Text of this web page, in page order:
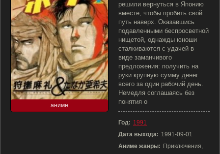
аниме
решили вернуться в Японию
вместе, чтобы пробить свой
путь наверх. Оказавшись
подавленными беспросветной
нищетой, однажды юноши
сталкиваются с удачей в
виде заманчивого
предложения: получить на
руки крупную сумму денег
всего за один рабочий день.
Немедля соглашаясь без
понятия о
Год: 1991
Дата выхода: 1991-09-01
Аниме жанры: Приключения,